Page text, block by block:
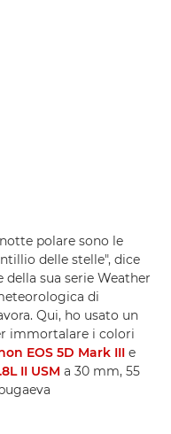
polare sono le
delle stelle", dice
sua serie Weather
di
Qui, ho usato un
immortalare i colori
EOS 5D Mark III e
II USM a 30 mm, 55